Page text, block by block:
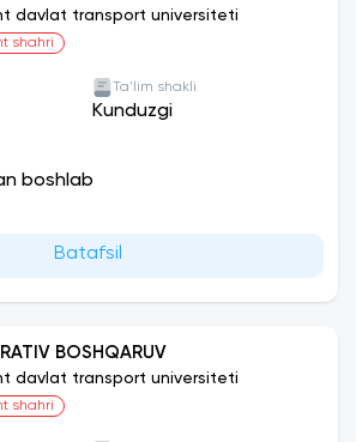
XO‘JALIGINI TASHKIL ETISH VA
davlat transport universiteti
shahri
Ta'lim shakli
Kunduzgi
boshlab
Batafsil
BOSHQARUV
davlat transport universiteti
shahri